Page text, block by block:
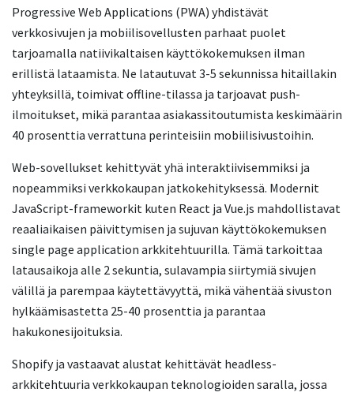
Progressive Web Applications (PWA) yhdistävät
verkkosivujen ja mobiilisovellusten parhaat puolet
tarjoamalla natiivikaltaisen käyttökokemuksen ilman
erillistä lataamista. Ne latautuvat 3-5 sekunnissa hitaillakin
yhteyksillä, toimivat offline-tilassa ja tarjoavat push-
ilmoitukset, mikä parantaa asiakassitoutumista keskimäärin
40 prosenttia verrattuna perinteisiin mobiilisivustoihin.
Web-sovellukset kehittyvät yhä interaktiivisemmiksi ja
nopeammiksi verkkokaupan jatkokehityksessä. Modernit
JavaScript-frameworkit kuten React ja Vue.js mahdollistavat
reaaliaikaisen päivittymisen ja sujuvan käyttökokemuksen
single page application arkkitehtuurilla. Tämä tarkoittaa
latausaikoja alle 2 sekuntia, sulavampia siirtymiä sivujen
välillä ja parempaa käytettävyyttä, mikä vähentää sivuston
hylkäämisastetta 25-40 prosenttia ja parantaa
hakukonesijoituksia.
Shopify ja vastaavat alustat kehittävät headless-
arkkitehtuuria verkkokaupan teknologioiden saralla, jossa